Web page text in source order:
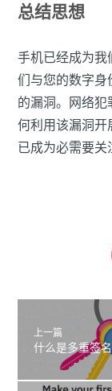
总结思想
手机已经成为我
们与您的数字身
的漏洞。网络
何利用该漏洞开
已成为必需要关
上一篇
什么是多重签